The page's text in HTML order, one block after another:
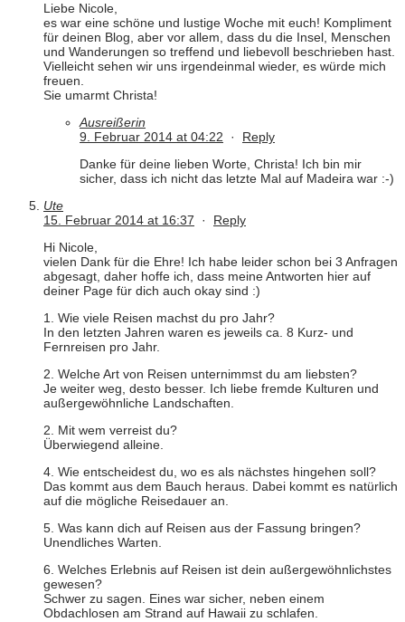
Liebe Nicole,
es war eine schöne und lustige Woche mit euch! Kompliment
für deinen Blog, aber vor allem, dass du die Insel, Menschen
und Wanderungen so treffend und liebevoll beschrieben hast.
Vielleicht sehen wir uns irgendeinmal wieder, es würde mich
freuen.
Sie umarmt Christa!
Ausreißerin
9. Februar 2014 at 04:22 · Reply
Danke für deine lieben Worte, Christa! Ich bin mir
sicher, dass ich nicht das letzte Mal auf Madeira war :-)
Ute
15. Februar 2014 at 16:37 · Reply
Hi Nicole,
vielen Dank für die Ehre! Ich habe leider schon bei 3 Anfragen
abgesagt, daher hoffe ich, dass meine Antworten hier auf
deiner Page für dich auch okay sind :)
1. Wie viele Reisen machst du pro Jahr?
In den letzten Jahren waren es jeweils ca. 8 Kurz- und
Fernreisen pro Jahr.
2. Welche Art von Reisen unternimmst du am liebsten?
Je weiter weg, desto besser. Ich liebe fremde Kulturen und
außergewöhnliche Landschaften.
2. Mit wem verreist du?
Überwiegend alleine.
4. Wie entscheidest du, wo es als nächstes hingehen soll?
Das kommt aus dem Bauch heraus. Dabei kommt es natürlich
auf die mögliche Reisedauer an.
5. Was kann dich auf Reisen aus der Fassung bringen?
Unendliches Warten.
6. Welches Erlebnis auf Reisen ist dein außergewöhnlichstes
gewesen?
Schwer zu sagen. Eines war sicher, neben einem
Obdachlosen am Strand auf Hawaii zu schlafen.